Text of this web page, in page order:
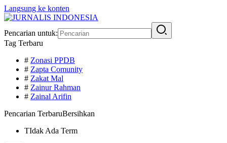
Langsung ke konten
Pencarian untuk:
Tag Terbaru
# Zonasi PPDB
# Zapta Comunity
# Zakat Mal
# Zainur Rahman
# Zainal Arifin
Pencarian TerbaruBersihkan
TIdak Ada Term